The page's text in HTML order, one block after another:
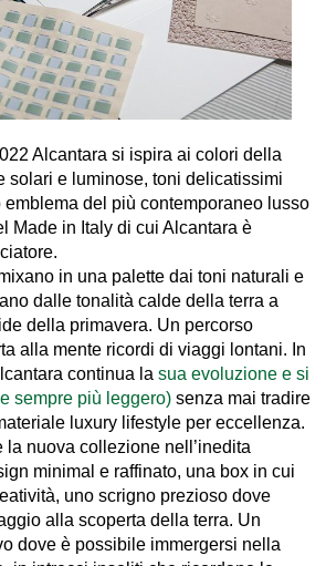
Alcantara si ispira ai colori della
solari e luminose, toni delicatissimi
del più contemporaneo lusso
Made in Italy di cui Alcantara è
in una palette dai toni naturali e
dalle tonalità calde della terra a
della primavera. Un percorso
alla mente ricordi di viaggi lontani. In
continua la sua evoluzione e si
sempre più leggero) senza mai tradire
luxury lifestyle per eccellenza.
nuova collezione nell’inedita
minimal e raffinato, una box in cui
uno scrigno prezioso dove
alla scoperta della terra. Un
dove è possibile immergersi nella